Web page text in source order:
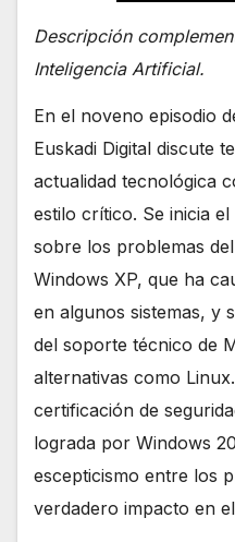
Descripción
Inteligencia Artificial.
En el noveno episodio
Euskadi Digital discute
actualidad tecnológica
estilo crítico. Se inicia
sobre los problemas
Windows XP, que ha
en algunos sistemas, y
del soporte técnico de
alternativas como
certificación de
lograda por Windows
escepticismo entre los
verdadero impacto en